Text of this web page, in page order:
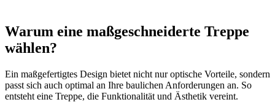
Warum eine maßgeschneiderte Treppe
wählen?
Ein maßgefertigtes Design bietet nicht nur optische Vorteile, sondern
passt sich auch optimal an Ihre baulichen Anforderungen an. So
entsteht eine Treppe, die Funktionalität und Ästhetik vereint.